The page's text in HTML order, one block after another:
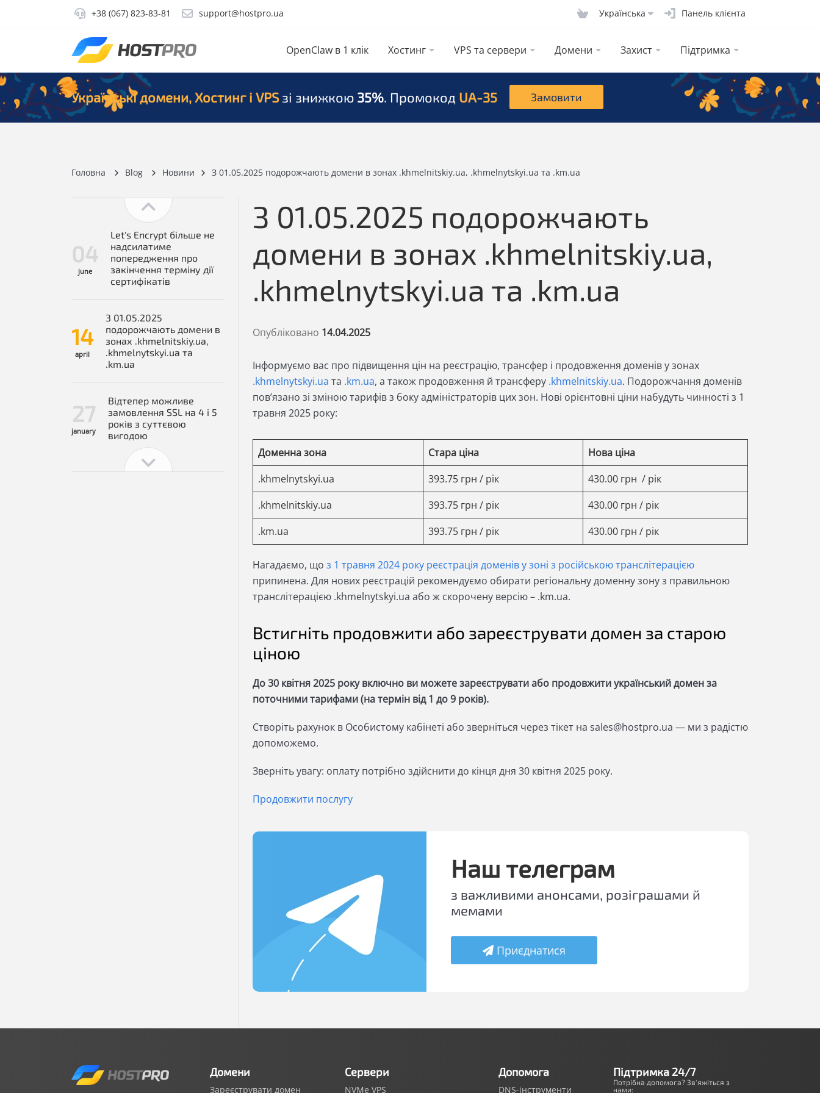
+38 (067) 823-83-81 support@hostpro.ua Українська Панель клієнта
OpenClaw в 1 клік Хостинг VPS та сервери Домени Захист Підтримка
Українські домени, Хостинг і VPS зі знижкою 35%. Промокод UA-35 Замовити
Головна Blog Новини З 01.05.2025 подорожчають домени в зонах .khmelnitskiy.ua, .khmelnytskyi.ua та .km.ua
04
june
Let's Encrypt більше не
надсилатиме
попередження про
закінчення терміну дії
сертифікатів
14
april
З 01.05.2025
подорожчають домени в
зонах .khmelnitskiy.ua,
.khmelnytskyi.ua та
.km.ua
27
january
Відтепер можливе
замовлення SSL на 4 і 5
років з суттєвою
вигодою
З 01.05.2025 подорожчають
домени в зонах .khmelnitskiy.ua,
.khmelnytskyi.ua та .km.ua
Опубліковано 14.04.2025
Інформуємо вас про підвищення цін на реєстрацію, трансфер і продовження доменів у зонах
.khmelnytskyi.ua та .km.ua, а також продовження й трансферу .khmelnitskiy.ua. Подорожчання доменів
пов’язано зі зміною тарифів з боку адміністраторів цих зон. Нові орієнтовні ціни набудуть чинності з 1
травня 2025 року:
Доменна зона Стара ціна
Нова ціна
.khmelnytskyi.ua
393.75 грн / рік
430.00 грн / рік
.khmelnitskiy.ua
393.75 грн / рік
430.00 грн / рік
.km.ua
393.75 грн / рік 430.00 грн / рік
Нагадаємо, щоз 1 травня 2024 року реєстрація доменів у зоні з російською транслітерацією
припинена. Для нових реєстрацій рекомендуємо обирати регіональну доменну зону з правильною
транслітерацією .khmelnytskyi.ua або ж скорочену версію – .km.ua.
Встигніть продовжити або зареєструвати домен за старою
ціною
До 30 квітня 2025 року включно ви можете зареєструвати або продовжити український домен за
поточними тарифами (на термін від 1 до 9 років).
Створіть рахунок в Особистому кабінеті або зверніться через тікет наsales@hostpro.ua — ми з радістю
допоможемо.
Зверніть увагу: оплату потрібно здійснити до кінця дня 30 квітня 2025 року.
Продовжити послугу
Наш телеграм
з важливими анонсами, розіграшами й
мемами
Приєднатися
Домени
Зареєструвати домен
Сервери
NVMe VPS
Допомога
DNS-інструменти
Підтримка 24/7
Потрібна допомога? Зв'яжіться з
нами: